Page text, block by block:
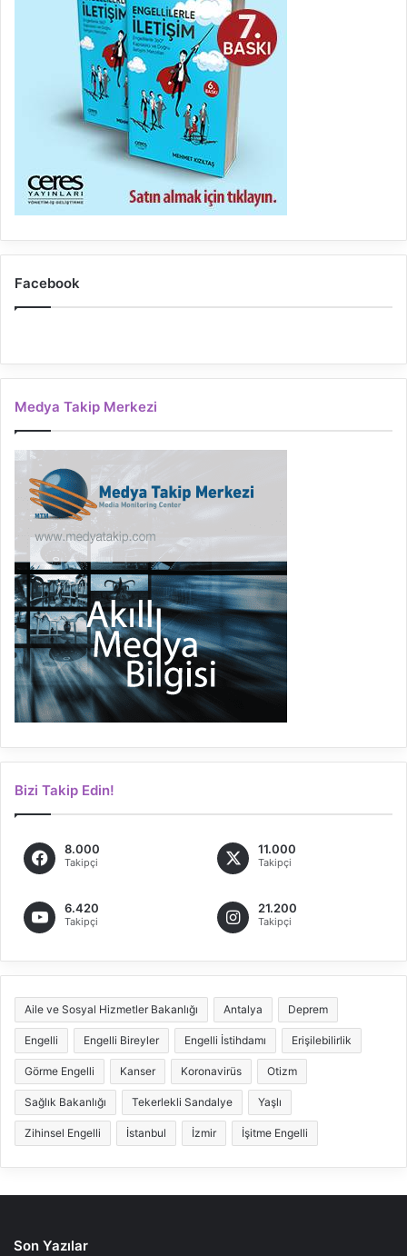
Facebook
Medya Takip Merkezi
Bizi Takip Edin!
8.000
Takipçi
11.000
Takipçi
6.420
Takipçi
21.200
Takipçi
Aile ve Sosyal Hizmetler Bakanlığı Antalya Deprem
Engelli Engelli Bireyler Engelli İstihdamı Erişilebilirlik
Görme Engelli Kanser Koronavirüs Otizm
Sağlık Bakanlığı Tekerlekli Sandalye Yaşlı
Zihinsel Engelli İstanbul İzmir İşitme Engelli
Son Yazılar